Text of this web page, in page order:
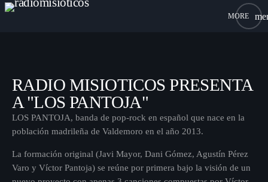
close
INICIO
CONTACTO
RADIO MISIOTICOS PRESENTA
A "LOS PANTOJA"
LOS PANTOJA, banda de pop-rock en español que nace en la
población madrileña de Valdemoro en el año 2013.
La formación original (Javi Mayor, Dani Gómez, Agustín Pérez
Varo y Víctor Pantoja) se reúne por primera bajo la visión de un